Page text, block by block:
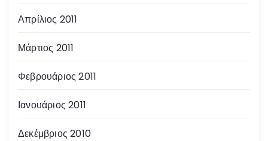
Απρίλιος 2011
Μάρτιος 2011
Φεβρουάριος 2011
Ιανουάριος 2011
Δεκέμβριος 2010